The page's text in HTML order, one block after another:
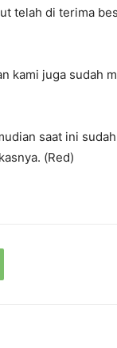
telah di terima
kami juga sudah
saat ini
(Red)